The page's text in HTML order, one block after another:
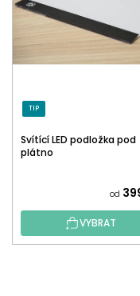
TIP
Svítící LED podložka pod
plátno
od
VYBRAT